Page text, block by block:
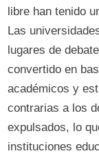
libre han tenido
Las
lugares de
convertido en
académicos y
contrarias a los
expulsados, lo
instituciones